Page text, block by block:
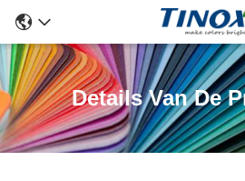
Details Van De